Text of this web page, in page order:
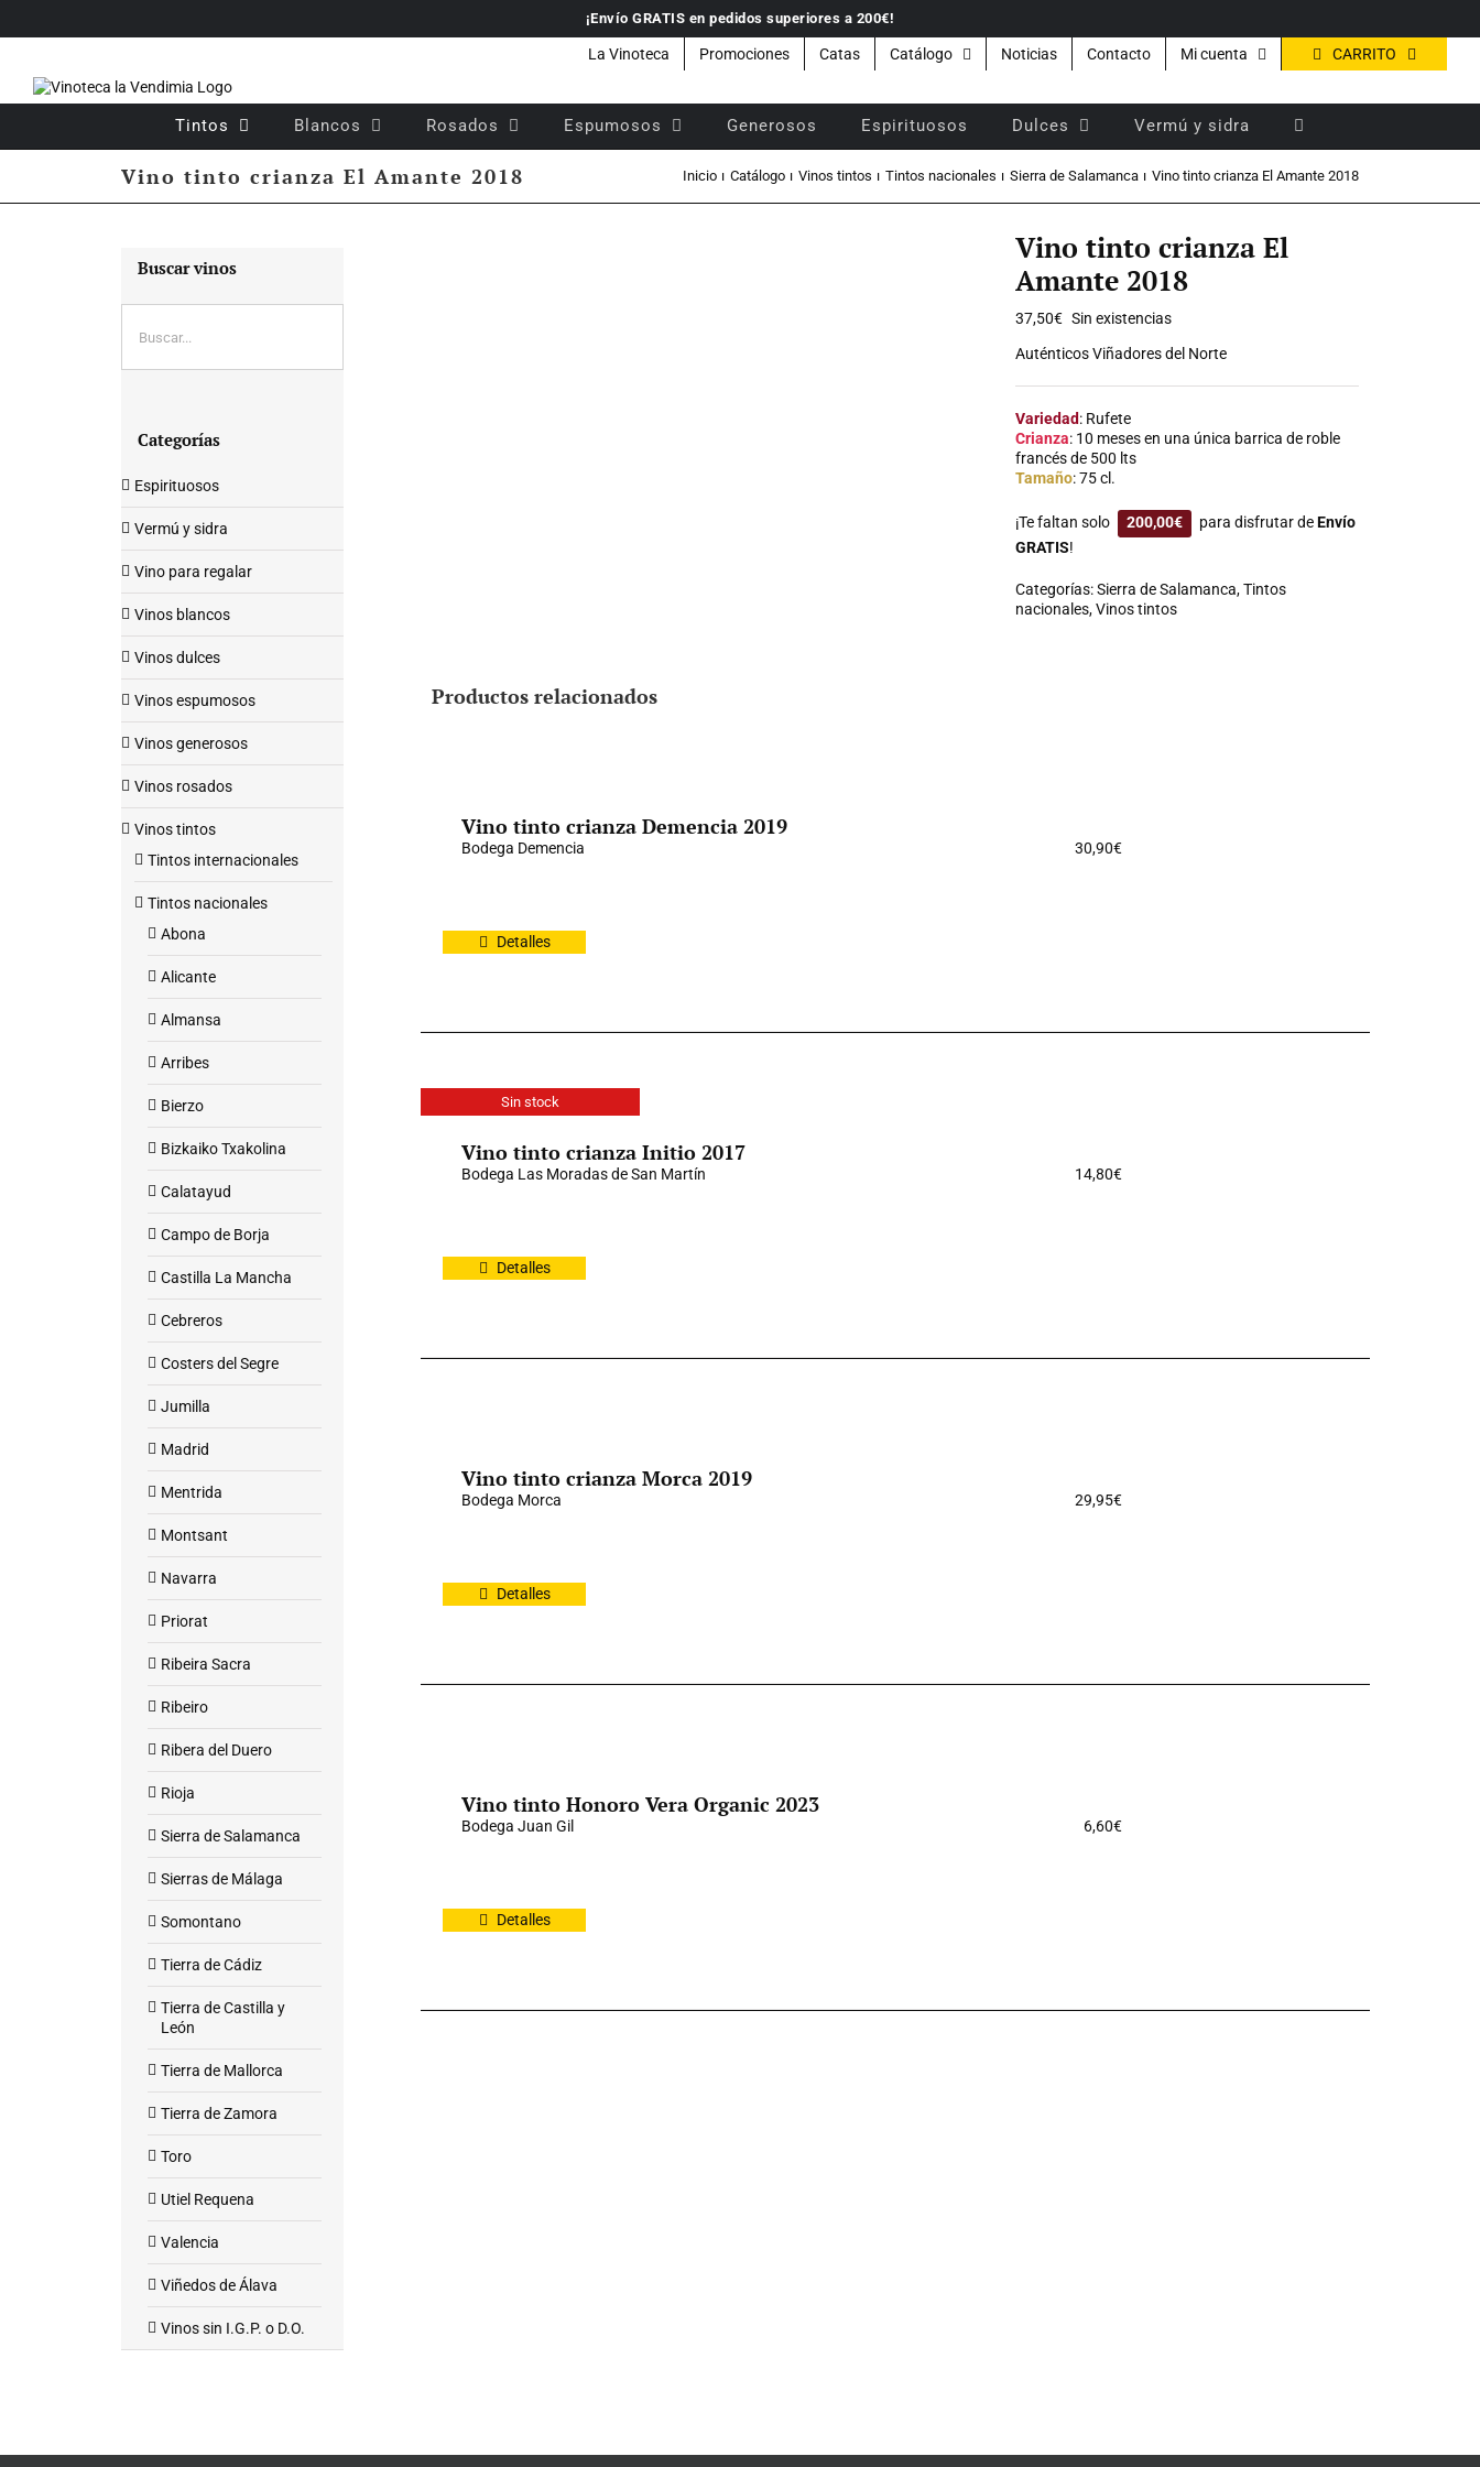
¡Envío GRATIS en pedidos superiores a 200€!
La Vinoteca Promociones Catas Catálogo Noticias Contacto Mi cuenta CARRITO
Tintos Blancos Rosados Espumosos Generosos Espirituosos Dulces Vermú y sidra
Vino tinto crianza El Amante 2018 Inicio Catálogo Vinos tintos Tintos nacionales Sierra de Salamanca Vino tinto crianza El Amante 2018
Vino tinto crianza El
Amante 2018
37,50€ Sin existencias
Auténticos Viñadores del Norte
Variedad: Rufete
Crianza: 10 meses en una única barrica de roble
francés de 500 lts
Tamaño: 75 cl.
¡Te faltan solo 200,00€ para disfrutar deEnvío
GRATIS!
Categorías:Sierra de Salamanca,Tintos
nacionales,Vinos tintos
Productos relacionados
Vino tinto crianza Demencia 2019
Bodega Demencia 30,90€
Detalles
Sin stock
Vino tinto crianza Initio 2017
Bodega Las Moradas de San Martín 14,80€
Detalles
Vino tinto crianza Morca 2019
Bodega Morca 29,95€
Detalles
Vino tinto Honoro Vera Organic 2023
Bodega Juan Gil 6,60€
Detalles
Buscar vinos
Categorías
Espirituosos
Vermú y sidra
Vino para regalar
Vinos blancos
Vinos dulces
Vinos espumosos
Vinos generosos
Vinos rosados
Vinos tintos
Tintos internacionales
Tintos nacionales
Abona
Alicante
Almansa
Arribes
Bierzo
Bizkaiko Txakolina
Calatayud
Campo de Borja
Castilla La Mancha
Cebreros
Costers del Segre
Jumilla
Madrid
Mentrida
Montsant
Navarra
Priorat
Ribeira Sacra
Ribeiro
Ribera del Duero
Rioja
Sierra de Salamanca
Sierras de Málaga
Somontano
Tierra de Cádiz
Tierra de Castilla y
León
Tierra de Mallorca
Tierra de Zamora
Toro
Utiel Requena
Valencia
Viñedos de Álava
Vinos sin I.G.P. o D.O.